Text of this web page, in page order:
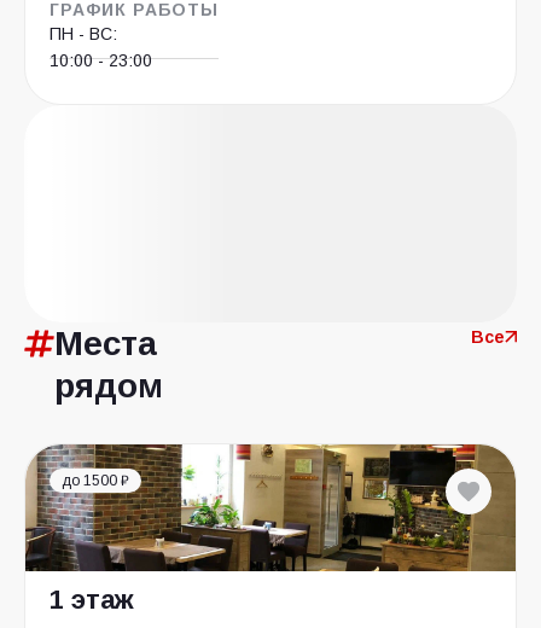
ГРАФИК РАБОТЫ
ПН - ВС:
10:00 - 23:00
Места
рядом
Все
до 1500 ₽
1 этаж